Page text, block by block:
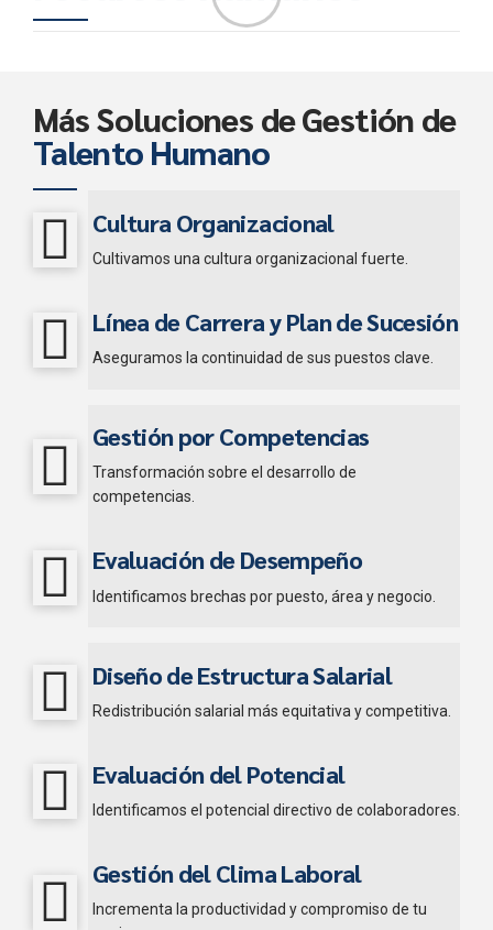
Más Soluciones de Gestión de
Talento Humano
Cultura Organizacional
Cultivamos una cultura organizacional fuerte.
Línea de Carrera y Plan de Sucesión
Aseguramos la continuidad de sus puestos clave.
Gestión por Competencias
Transformación sobre el desarrollo de
competencias.
Evaluación de Desempeño
Identificamos brechas por puesto, área y negocio.
Diseño de Estructura Salarial
Redistribución salarial más equitativa y competitiva.
Evaluación del Potencial
Identificamos el potencial directivo de colaboradores.
Gestión del Clima Laboral
Incrementa la productividad y compromiso de tu